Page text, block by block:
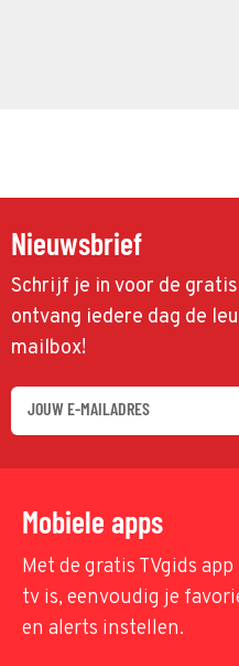
Nieuwsbrief
Schrijf je in voor de
ontvang iedere dag de
mailbox!
Mobiele apps
Met de gratis TVgids
tv is, eenvoudig je
en alerts instellen.